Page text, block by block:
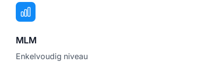
MLM
Enkelvoudig niveau